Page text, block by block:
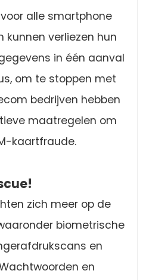
alle smartphone
kunnen verliezen hun
in één aanval
om te stoppen met
bedrijven hebben
maatregelen om
kaartfraude.
zich meer op de
biometrische
en
en